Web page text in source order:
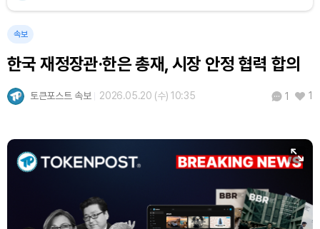
속보
한국 재정장관·한은 총재, 시장 안정 협력 합의
토큰포스트 속보 2026.05.20 (수) 10:35 1 1